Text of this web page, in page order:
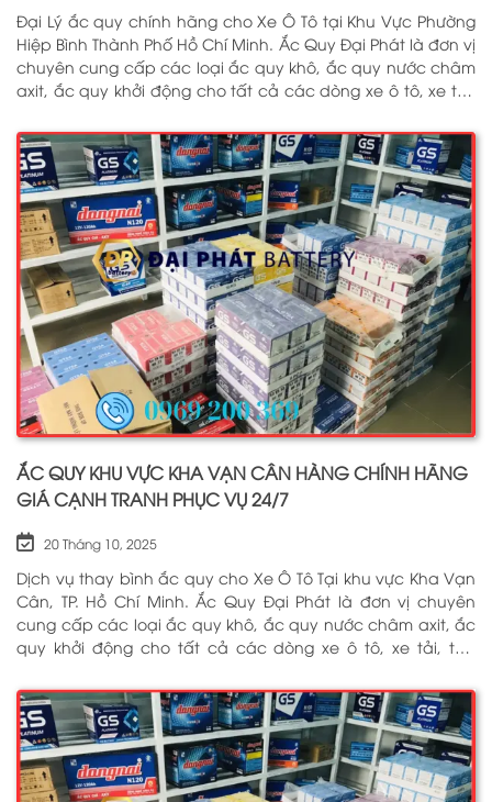
Đại Lý ắc quy chính hãng cho Xe Ô Tô tại Khu Vực Phường
Hiệp Bình Thành Phố Hồ Chí Minh. Ắc Quy Đại Phát là đơn vị
chuyên cung cấp các loại ắc quy khô, ắc quy nước châm
axit, ắc quy khởi động cho tất cả các dòng xe ô tô, xe tải,
thương hiệu như: GS, ĐỒNG NAI, VARTA, DELKOR, SOLITE,
ENIMAC, BOSCH, ROCKET. Tell: 0969 200 369
ẮC QUY KHU VỰC KHA VẠN CÂN HÀNG CHÍNH HÃNG
GIÁ CẠNH TRANH PHỤC VỤ 24/7
20 Tháng 10, 2025
Dịch vụ thay bình ắc quy cho Xe Ô Tô Tại khu vực Kha Vạn
Cân, TP. Hồ Chí Minh. Ắc Quy Đại Phát là đơn vị chuyên
cung cấp các loại ắc quy khô, ắc quy nước châm axit, ắc
quy khởi động cho tất cả các dòng xe ô tô, xe tải, tàu
hiệu như: GS, ĐỒNG NAI, VARTA, DELKOR, SOLITE, ENIMAC,
BOSCH, ROCKET. Tell: 0969 200 369